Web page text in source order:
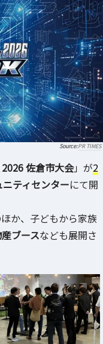
PR TIMES
2026 佐倉市大会」が2
ティセンターにて開
か、子どもから家族
ブースなども展開さ